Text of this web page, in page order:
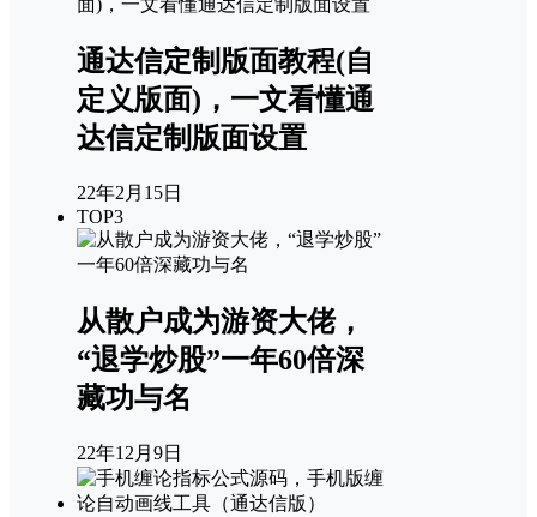
通达信定制版面教程(自
定义版面)，一文看懂通
达信定制版面设置
22年2月15日
TOP3
从散户成为游资大佬，
“退学炒股”一年60倍深
藏功与名
22年12月9日